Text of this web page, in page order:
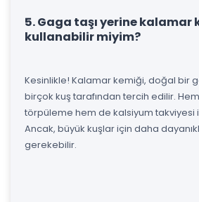
5. Gaga taşı yerine kalamar
kullanabilir miyim?
Kesinlikle! Kalamar kemiği, doğal bir
birçok kuş tarafından tercih edilir.
törpüleme hem de kalsiyum takviyesi
Ancak, büyük kuşlar için daha
gerekebilir.